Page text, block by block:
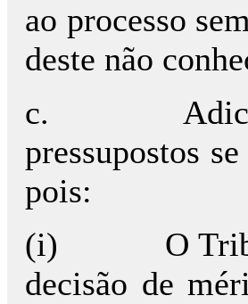
ao processo
deste não
c.
pressupostos
pois:
(i)
O
decisão de